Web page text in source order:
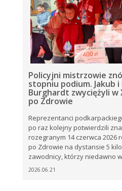
Policyjni mistrzowie
stopniu podium. Jakub
Burghardt zwyciężyli w
po Zdrowie
Reprezentanci
po raz kolejny potwierdzili
rozegranym 14 czerwca 2026
po Zdrowie na dystansie 5
zawodnicy, którzy niedawno
2026.06.21